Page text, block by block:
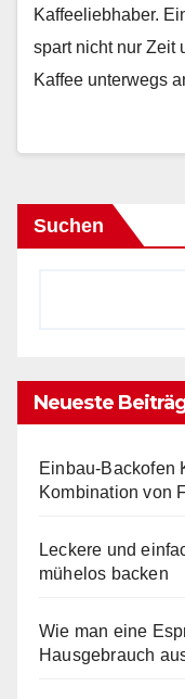
Kaffeeliebhaber.
spart nicht nur Zeit
Kaffee unterwegs
Suchen
Neueste
Einbau-Backofen
Kombination von
Leckere und
mühelos backen
Wie man eine
Hausgebrauch